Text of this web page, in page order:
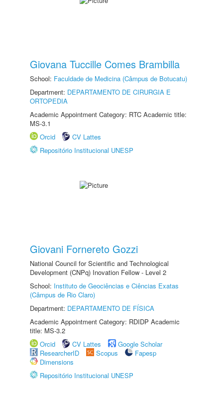
Giovana Tuccille Comes Brambilla
School: Faculdade de Medicina (Câmpus de Botucatu)
Department: DEPARTAMENTO DE CIRURGIA E
ORTOPEDIA
Academic Appointment Category: RTC Academic title:
MS-3.1
Orcid
CV Lattes
Repositório Institucional UNESP
Giovani Fornereto Gozzi
National Council for Scientific and Technological
Development (CNPq) Inovation Fellow - Level 2
School: Instituto de Geociências e Ciências Exatas
(Câmpus de Rio Claro)
Department: DEPARTAMENTO DE FÍSICA
Academic Appointment Category: RDIDP Academic
title: MS-3.2
Orcid
CV Lattes
Google Scholar
ResearcherID
Scopus
Fapesp
Dimensions
Repositório Institucional UNESP